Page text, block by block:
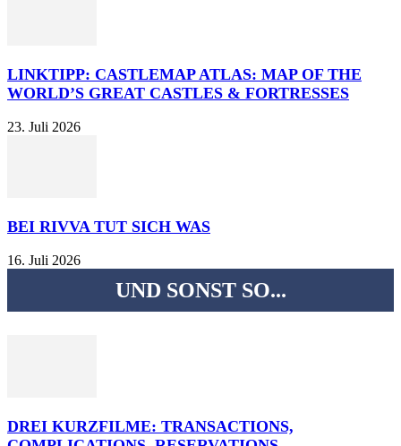
LINKTIPP: CASTLEMAP ATLAS: MAP OF THE
WORLD’S GREAT CASTLES & FORTRESSES
23. Juli 2026
BEI RIVVA TUT SICH WAS
16. Juli 2026
UND SONST SO...
DREI KURZFILME: TRANSACTIONS,